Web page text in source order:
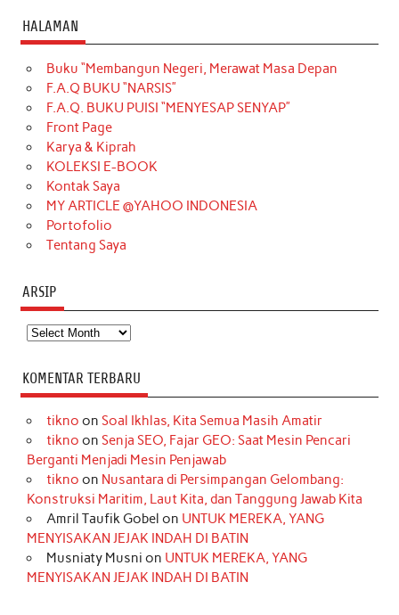
c
e
b
o
o
k
t
a
g
r
a
m
T
o
k
t
e
r
k
e
d
t
t
e
T
u
b
HALAMAN
Buku “Membangun Negeri, Merawat Masa Depan
F.A.Q BUKU “NARSIS”
F.A.Q. BUKU PUISI “MENYESAP SENYAP”
Front Page
Karya & Kiprah
KOLEKSI E-BOOK
Kontak Saya
MY ARTICLE @YAHOO INDONESIA
Portofolio
Tentang Saya
ARSIP
Arsip
KOMENTAR TERBARU
tikno on Soal Ikhlas, Kita Semua Masih Amatir
tikno on Senja SEO, Fajar GEO: Saat Mesin Pencari
Berganti Menjadi Mesin Penjawab
tikno on Nusantara di Persimpangan Gelombang:
Konstruksi Maritim, Laut Kita, dan Tanggung Jawab Kita
Amril Taufik Gobel on UNTUK MEREKA, YANG
MENYISAKAN JEJAK INDAH DI BATIN
Musniaty Musni on UNTUK MEREKA, YANG
MENYISAKAN JEJAK INDAH DI BATIN